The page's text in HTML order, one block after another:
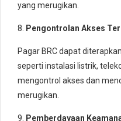
yang merugikan.
8. Pengontrolan Akses
Pagar BRC dapat
seperti instalasi listrik,
mengontrol akses dan
merugikan.
9. Pemberdayaan